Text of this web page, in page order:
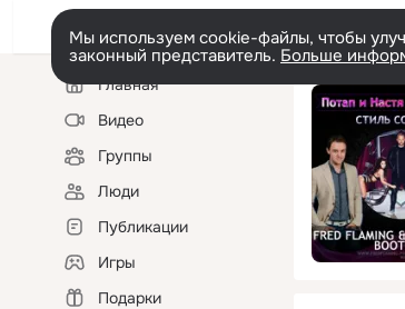
Мы используем cookie-файлы, чтобы
законный представитель. Больше
Левая
колонкаГлавная
Видео
Группы
Люди
Публикации
Игры
Подарки